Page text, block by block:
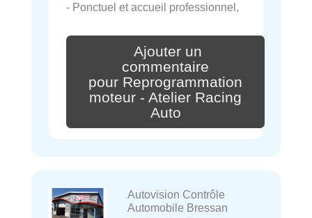
- Ponctuel et accueil professionnel,
Ajouter un
commentaire
pour Reprogrammation
moteur - Atelier Racing
Auto
Autovision Contrôle
Automobile Bressan